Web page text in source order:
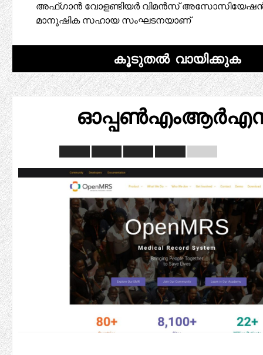
അഫ്ഗാൻ വോളണ്ടിയർ വിമൻസ് അസോസിയേഷൻ
മാനുഷിക സഹായ സംഘടനയാണ്
കൂടുതൽ വായിക്കുക